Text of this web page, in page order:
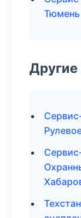
Тюмень
Другие